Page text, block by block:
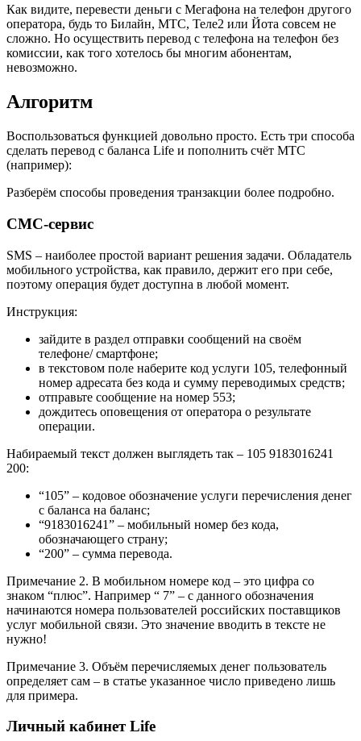
Как видите, перевести деньги с Мегафона на телефон другого
оператора, будь то Билайн, МТС, Теле2 или Йота совсем не
сложно. Но осуществить перевод с телефона на телефон без
комиссии, как того хотелось бы многим абонентам,
невозможно.
Алгоритм
Воспользоваться функцией довольно просто. Есть три способа
сделать перевод с баланса Life и пополнить счёт МТС
(например):
Разберём способы проведения транзакции более подробно.
СМС-сервис
SMS – наиболее простой вариант решения задачи. Обладатель
мобильного устройства, как правило, держит его при себе,
поэтому операция будет доступна в любой момент.
Инструкция:
зайдите в раздел отправки сообщений на своём
телефоне/ смартфоне;
в текстовом поле наберите код услуги 105, телефонный
номер адресата без кода и сумму переводимых средств;
отправьте сообщение на номер 553;
дождитесь оповещения от оператора о результате
операции.
Набираемый текст должен выглядеть так – 105 9183016241
200:
“105” – кодовое обозначение услуги перечисления денег
с баланса на баланс;
“9183016241” – мобильный номер без кода,
обозначающего страну;
“200” – сумма перевода.
Примечание 2. В мобильном номере код – это цифра со
знаком “плюс”. Например “ 7” – с данного обозначения
начинаются номера пользователей российских поставщиков
услуг мобильной связи. Это значение вводить в тексте не
нужно!
Примечание 3. Объём перечисляемых денег пользователь
определяет сам – в статье указанное число приведено лишь
для примера.
Личный кабинет Life